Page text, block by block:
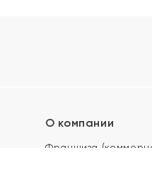
О компании
Франшиза